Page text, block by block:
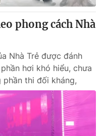
phong cách Nhà
Nhà Trẻ được đánh
hơi khó hiểu, chưa
thi đối kháng,